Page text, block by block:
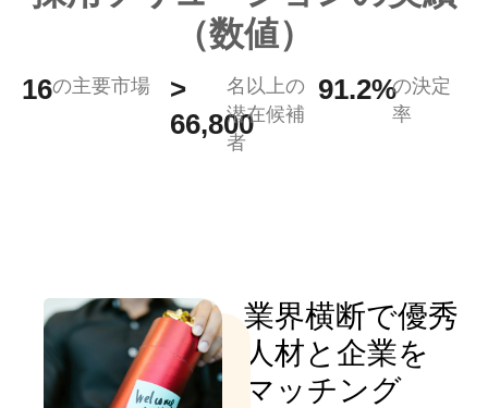
（数値）
16の主要市場
>
66,800
名以上の
潜在候補
者
91.2%の決定
率
業界横断で優秀
人材と企業を
マッチング